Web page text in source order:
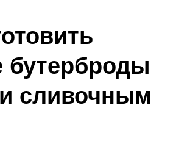
бутерброды
сливочным